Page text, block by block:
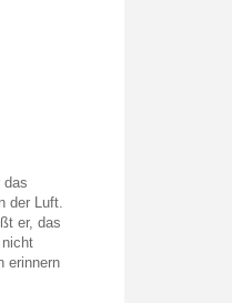
das
der Luft.
er, das
erinnern